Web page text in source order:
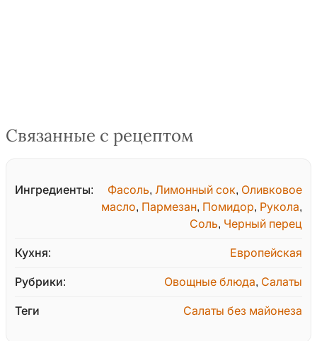
Связанные с рецептом
Ингредиенты: Фасоль, Лимонный сок, Оливковое
масло, Пармезан, Помидор, Рукола,
Соль, Черный перец
Кухня: Европейская
Рубрики: Овощные блюда, Салаты
Теги Салаты без майонеза